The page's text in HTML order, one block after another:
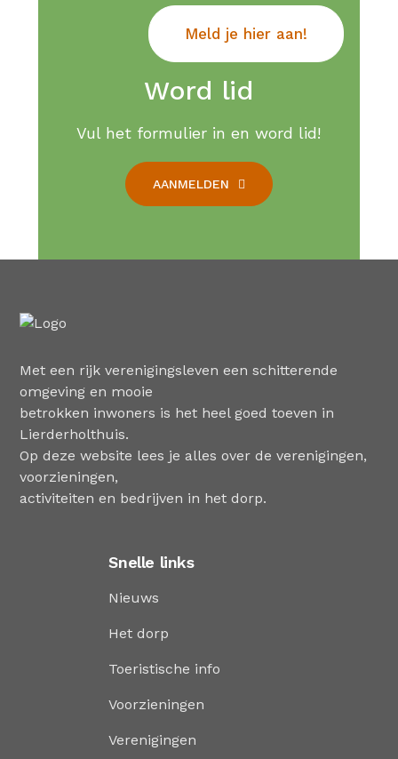
Meld je hier aan!
Word lid
Vul het formulier in en word lid!
AANMELDEN
Met een rijk verenigingsleven een schitterende
omgeving en mooie
betrokken inwoners is het heel goed toeven in
Lierderholthuis.
Op deze website lees je alles over de verenigingen,
voorzieningen,
activiteiten en bedrijven in het dorp.
Snelle links
Nieuws
Het dorp
Toeristische info
Voorzieningen
Verenigingen